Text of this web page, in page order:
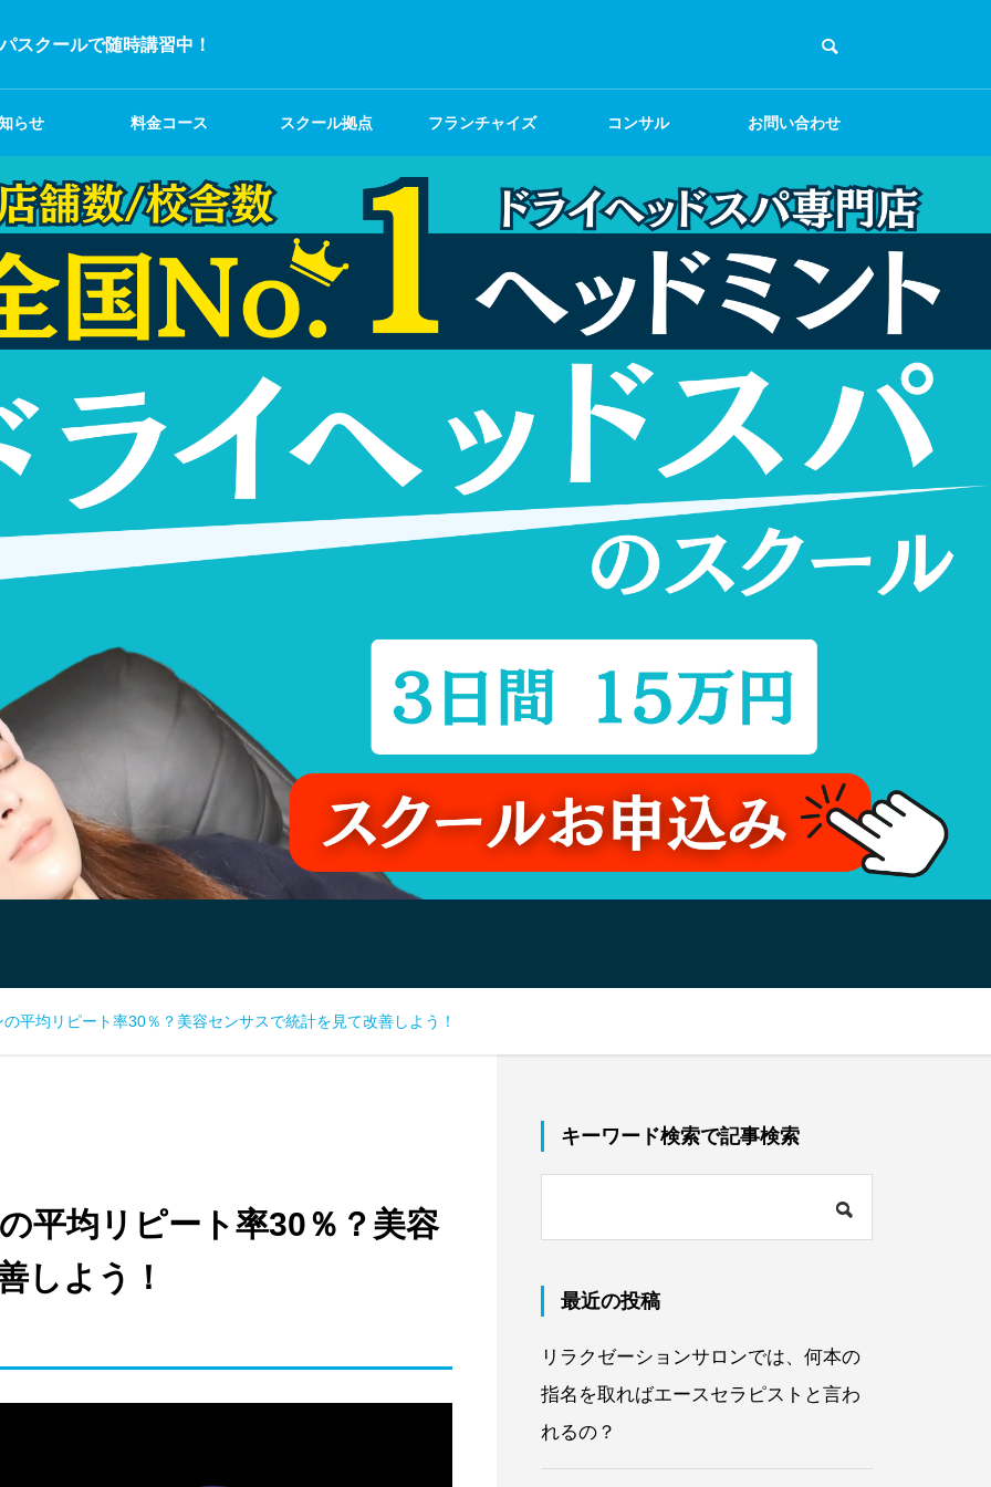
スクールで随時講習中！
らせ 料金コース スクール拠点 フランチャイズ コンサル お問い合わせ
平均リピート率30％？美容センサスで統計を見て改善しよう！
平均リピート率30％？美容
しよう！
キーワード検索で記事検索
最近の投稿
リラクゼーションサロンでは、何本の
指名を取ればエースセラピストと言わ
れるの？